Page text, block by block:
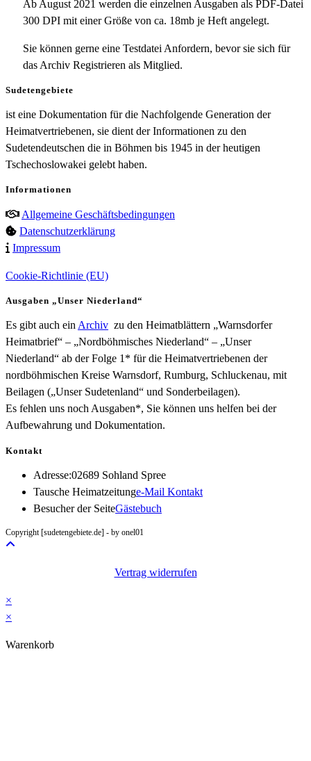
Ab August 2021 werden die einzelnen Ausgaben als PDF-Datei
300 DPI mit einer Größe von ca. 18mb je Heft angelegt.
Sie können gerne eine Testdatei Anfordern, bevor sie sich für
das Archiv Registrieren als Mitglied.
Sudetengebiete
ist eine Dokumentation für die Nachfolgende Generation der
Heimatvertriebenen, sie dient der Informationen zu den
Sudetendeutschen die in Böhmen bis 1945 in der heutigen
Tschechoslowakei gelebt haben.
Informationen
Allgemeine Geschäftsbedingungen
Datenschutzerklärung
Impressum
Cookie-Richtlinie (EU)
Ausgaben „Unser Niederland“
Es gibt auch ein Archiv zu den Heimatblättern „Warnsdorfer
Heimatbrief“ – „Nordböhmisches Niederland“ – „Unser
Niederland“ ab der Folge 1* für die Heimatvertriebenen der
nordböhmischen Kreise Warnsdorf, Rumburg, Schluckenau, mit
Beilagen („Unser Sudetenland“ und Sonderbeilagen).
Es fehlen uns noch Ausgaben*, Sie können uns helfen bei der
Aufbewahrung und Dokumentation.
Kontakt
Adresse:02689 Sohland Spree
Tausche Heimatzeitunge-Mail KontaktOpens
Besucher der SeiteGästebuch
Copyright [sudetengebiete.de] - by onel01
Vertrag widerrufen
×
×
Warenkorb